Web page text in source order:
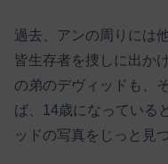
過去、アンの周りには
皆生存者を捜しに出か
の弟のデヴィッドも、
ば、14歳になっている
ッドの写真をじっと見